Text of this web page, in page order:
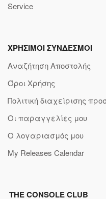
Service
ΧΡΗΣΙΜΟΙ ΣΥΝΔΕΣΜΟΙ
Αναζήτηση Αποστολής
Όροι Χρήσης
Πολιτική διαχείρισης
Οι παραγγελίες μου
Ο λογαριασμός μου
My Releases Calendar
THE CONSOLE CLUB